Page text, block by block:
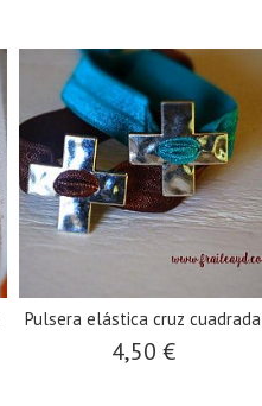
Pulsera elástica cruz cuadrada
4,50 €